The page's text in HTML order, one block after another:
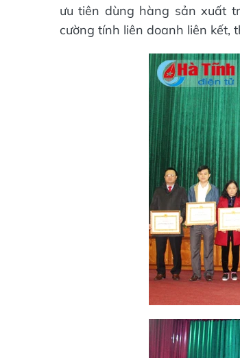
ưu tiên dùng hàng sản xuất
cường tính liên doanh liên kết,